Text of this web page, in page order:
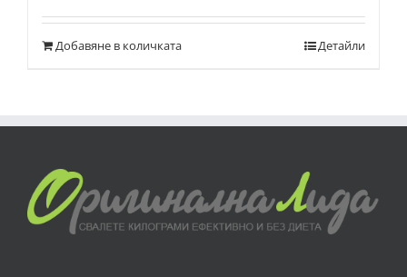
Добавяне в количката Детайли